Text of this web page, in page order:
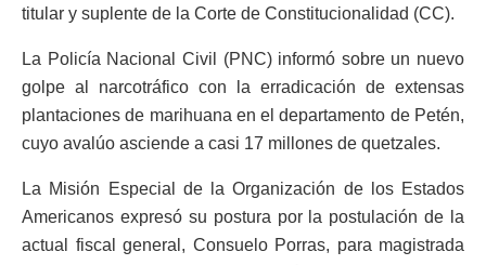
titular y suplente de la Corte de Constitucionalidad (CC).
La Policía Nacional Civil (PNC) informó sobre un nuevo
golpe al narcotráfico con la erradicación de extensas
plantaciones de marihuana en el departamento de Petén,
cuyo avalúo asciende a casi 17 millones de quetzales.
La Misión Especial de la Organización de los Estados
Americanos expresó su postura por la postulación de la
actual fiscal general, Consuelo Porras, para magistrada